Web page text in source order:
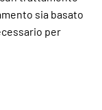
sia basato
per